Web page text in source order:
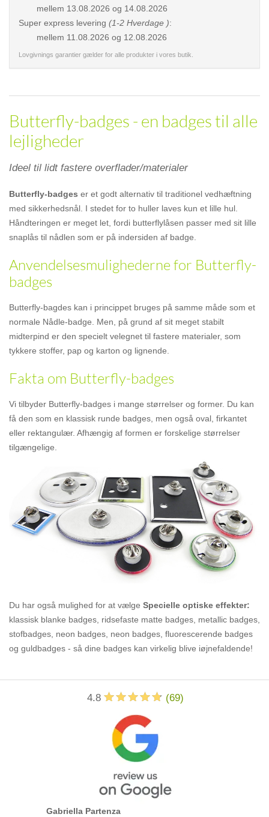
mellem 13.08.2026 og 14.08.2026
Super express levering (1-2 Hverdage ):
mellem 11.08.2026 og 12.08.2026
Lovgivnings garantier gælder for alle produkter i vores butik.
Butterfly-badges - en badges til alle
lejligheder
Ideel til lidt fastere overflader/materialer
Butterfly-badges er et godt alternativ til traditionel vedhæftning
med sikkerhedsnål. I stedet for to huller laves kun et lille hul.
Håndteringen er meget let, fordi butterflylåsen passer med sit lille
snaplås til nådlen som er på indersiden af badge.
Anvendelsesmulighederne for Butterfly-
badges
Butterfly-bagdes kan i princippet bruges på samme måde som et
normale Nådle-badge. Men, på grund af sit meget stabilt
midterpind er den specielt velegnet til fastere materialer, som
tykkere stoffer, pap og karton og lignende.
Fakta om Butterfly-badges
Vi tilbyder Butterfly-badges i mange størrelser og former. Du kan
få den som en klassisk runde badges, men også oval, firkantet
eller rektangulær. Afhængig af formen er forskelige størrelser
tilgængelige.
Du har også mulighed for at vælge Specielle optiske effekter:
klassisk blanke badges, ridsefaste matte badges, metallic badges,
stofbadges, neon badges, neon badges, fluorescerende badges
og guldbadges - så dine badges kan virkelig blive iøjnefaldende!
4.8 (69)
Gabriella Partenza